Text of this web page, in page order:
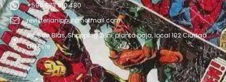
+595 973 610 480
revisterianippur@hotmail.com
Av. San Blás, Shopping Zuni, planta baja, local 102 Ciudad
del Este